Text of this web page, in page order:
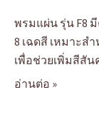
พรมแผ่น รุ่น F8
8 เฉดสี เหมาะส
เพื่อช่วยเพิ่มสีสั
อ่านต่อ »